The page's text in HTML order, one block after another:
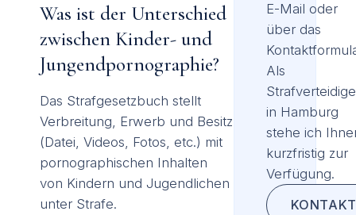
Was ist der Unterschied
zwischen Kinder- und
Jungendpornographie?
Das Strafgesetzbuch stellt
Verbreitung, Erwerb und Besitz
(Datei, Videos, Fotos, etc.) mit
pornographischen Inhalten
von Kindern und Jugendlichen
unter Strafe.
E-Mail oder
über das
Als
in Hamburg
stehe ich
kurzfristig zur
Verfügung.